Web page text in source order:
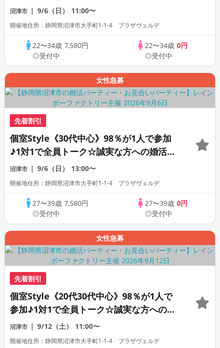
ーティー
沼津市 9/6（日） 11:00〜
開催地住所：静岡県沼津市大手町1-1-4 プラザヴェルデ
22〜34歳 7,580円
◎受付中
22〜34歳 0円
◎受付中
女性急募
先着割引
個室Style《30代中心》98％が1人で参加
♪1対1で全員トーク☆誠実な方への婚活パ
ーティー
沼津市 9/6（日） 13:00〜
開催地住所：静岡県沼津市大手町1-1-4 プラザヴェルデ
27〜39歳 7,580円
◎受付中
27〜39歳 0円
◎受付中
女性急募
先着割引
個室Style《20代30代中心》98％が1人で
参加♪1対1で全員トーク☆誠実な方への婚
活パーティー
沼津市 9/12（土） 11:00〜
開催地住所：静岡県沼津市大手町1-1-4 プラザヴェルデ